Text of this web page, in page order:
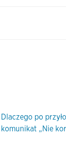
Dlaczego po
komunikat „Nie